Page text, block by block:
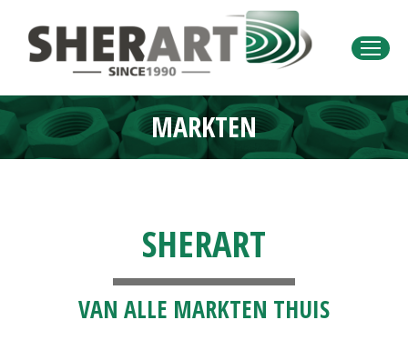
MARKTEN
Je bent hier:
SHERART
VAN ALLE MARKTEN THUIS